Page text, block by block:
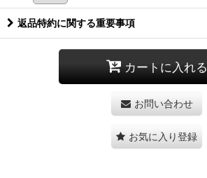
返品特約に関する重要事項
カートに入れる
お問い合わせ
お気に入り登録